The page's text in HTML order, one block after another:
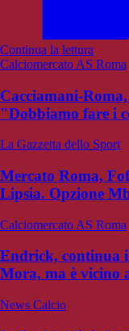
Continua la lettura
Calciomercato AS Roma
Cacciamani-
"Dobbiamo fare i
La Gazzetta dello Sport
Mercato Roma,
Lipsia. Opzione
Calciomercato AS Roma
Endrick, continua
Mora, ma è vicino
News Calcio